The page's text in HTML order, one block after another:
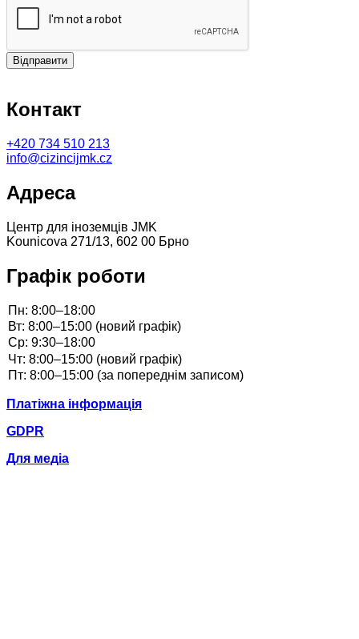
Відправити
Контакт
+420 734 510 213
info@cizincijmk.cz
Адреса
Центр для іноземців JMK
Kounicova 271/13, 602 00 Брно
Графік роботи
Платіжна інформація
GDPR
Для медіа